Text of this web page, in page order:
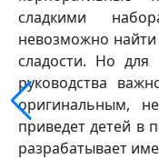
сладкими
невозможно
сладости. Но для
руководства
оригинальным,
приведет детей в
разрабатывает